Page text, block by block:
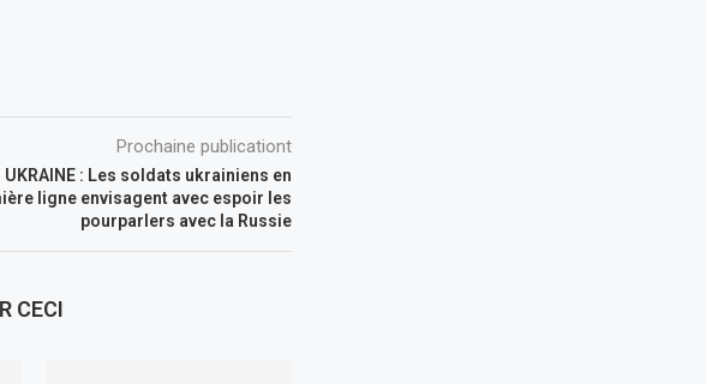
Prochaine publicationt
UKRAINE : Les soldats ukrainiens en
ligne envisagent avec espoir les
pourparlers avec la Russie
CECI